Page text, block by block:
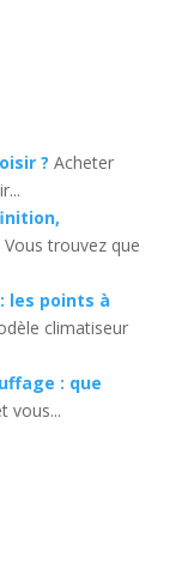
? Acheter
Vous trouvez que
les points à
climatiseur
: que
vous...